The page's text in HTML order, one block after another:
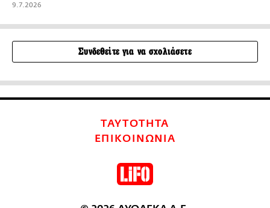
9.7.2026
Συνδεθείτε για να σχολιάσετε
ΤΑΥΤΟΤΗΤΑ
ΕΠΙΚΟΙΝΩΝΙΑ